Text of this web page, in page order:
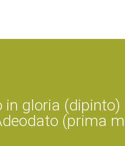
in gloria (dipinto)
(prima